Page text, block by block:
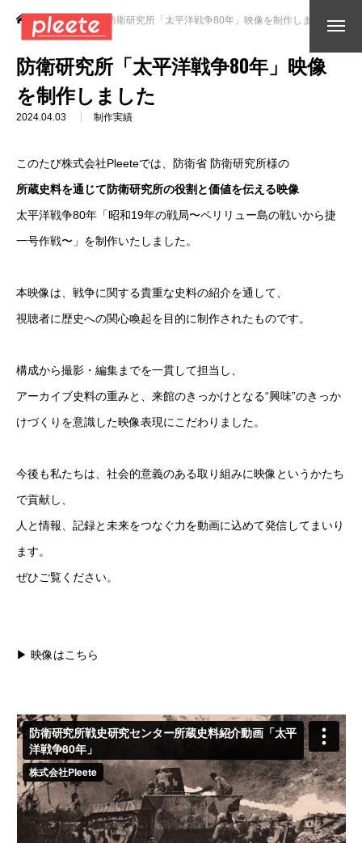
Works
About us
お知らせ 防衛研究所「太平洋戦争80年」映像を制作しました
防衛研究所「太平洋戦争80年」映像
を制作しました
2024.04.03 制作実績
このたび株式会社Pleeteでは、防衛省 防衛研究所様の
所蔵史料を通じて防衛研究所の役割と価値を伝える映像
太平洋戦争80年「昭和19年の戦局〜ペリリュー島の戦いから捷
一号作戦〜」を制作いたしました。
本映像は、戦争に関する貴重な史料の紹介を通して、
視聴者に歴史への関心喚起を目的に制作されたものです。
構成から撮影・編集までを一貫して担当し、
アーカイブ史料の重みと、来館のきっかけとなる“興味”のきっか
けづくりを意識した映像表現にこだわりました。
今後も私たちは、社会的意義のある取り組みに映像というかたち
で貢献し、
人と情報、記録と未来をつなぐ力を動画に込めて発信してまいり
ます。
ぜひご覧ください。
▶︎ 映像はこちら